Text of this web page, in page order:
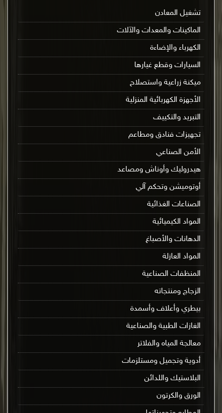
تشغيل المعادن
الماكينات والمعدات والآلات
الكهرباء والإضاءة
السيارات وقطع غيارها
ميكنة زراعية واستصلاح
الأجهزة الكهربائية المنزلية
التبريد والتكييف
تجهيزات فنادق ومطاعم
الأمن الصناعي
هيدروليك وأوناش ومصاعد
أوتوميشن وتحكم آلي
الصناعات الغذائية
المواد الكيميائية
الدهانات والأصباغ
المواد العازلة
المنظفات الصناعية
الزجاج ومنتجاته
بيطري وأعلاف وأسمدة
الغازات الطبية والصناعية
معالجة المياه والفلاتر
أدوية وتجميل ومستلزمات
البلاستيك واللدائن
الورق والكرتون